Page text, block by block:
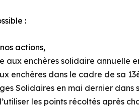
:
actions,
enchères solidaire annuelle
enchères dans le cadre de sa
Solidaires en mai dernier dans
les points récoltés après